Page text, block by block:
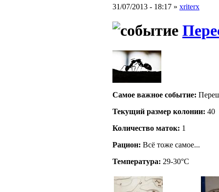
31/07/2013 - 18:17 » xriterx
Самое важное событие:
Текущий размер кoлонии: 40
Количество маток: 1
Рацион: Всё тоже самое...
Температура: 29-30°C